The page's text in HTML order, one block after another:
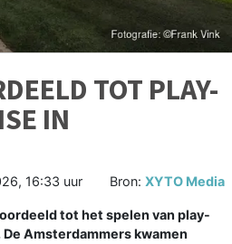
TOT PLAY-
IN
16:33 uur Bron: XYTO Media
tot het spelen van play-
Amsterdammers kwamen